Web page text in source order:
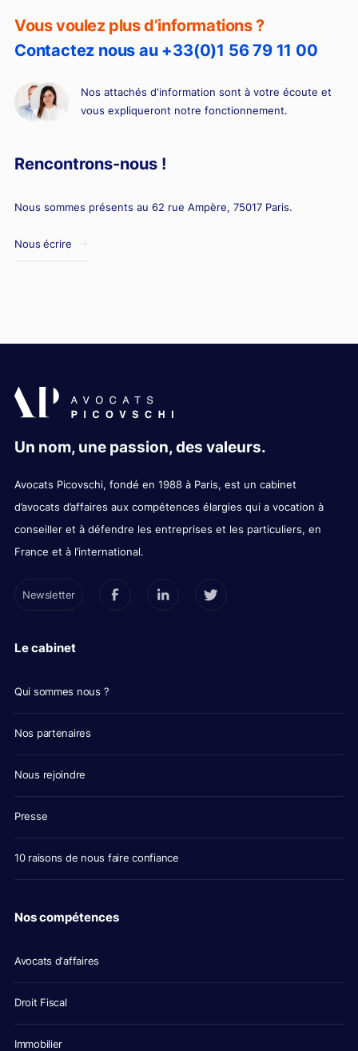
Vous voulez plus d’informations ?
Contactez nous au +33(0)1 56 79 11 00
Nos attachés d'information sont à votre écoute et
vous expliqueront notre fonctionnement.
Rencontrons-nous !
Nous sommes présents au 62 rue Ampère, 75017 Paris.
Nous écrire
Un nom, une passion, des valeurs.
Avocats Picovschi, fondé en 1988 à Paris, est un cabinet
d’avocats d’affaires aux compétences élargies qui a vocation à
conseiller et à défendre les entreprises et les particuliers, en
France et à l’international.
Newsletter
Le cabinet
Qui sommes nous ?
Nos partenaires
Nous rejoindre
Presse
10 raisons de nous faire confiance
Nos compétences
Avocats d'affaires
Droit Fiscal
Immobilier